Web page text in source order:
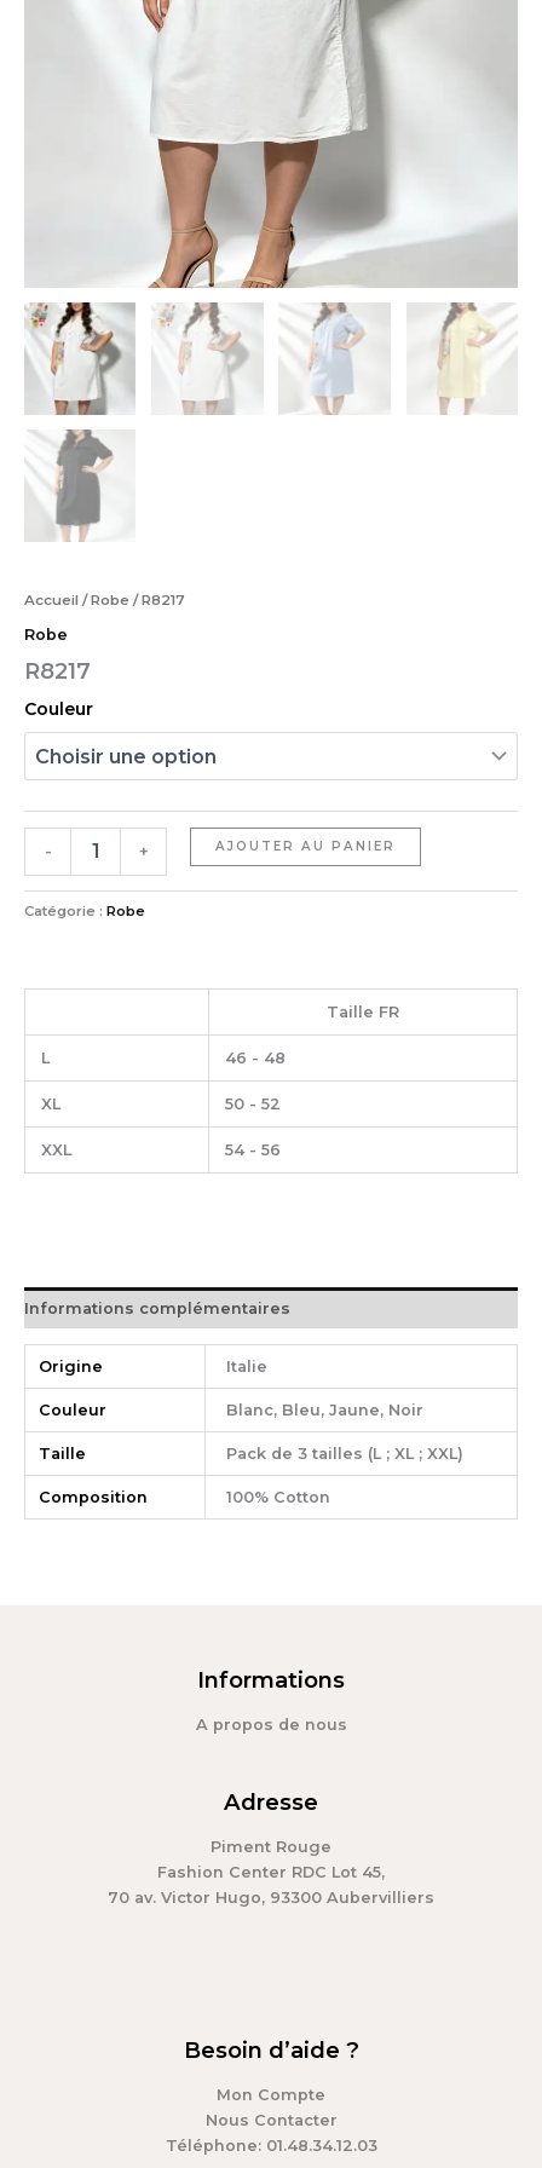
Accueil /Robe / R8217
Robe
R8217
Couleur
- + AJOUTER AU PANIER
Catégorie : Robe
Taille FR
L 46 - 48
XL 50 - 52
XXL 54 - 56
Informations complémentaires
Origine Italie
Couleur Blanc, Bleu, Jaune, Noir
Taille Pack de 3 tailles (L ; XL ; XXL)
Composition 100% Cotton
Informations
A propos de nous
Adresse
Piment Rouge
Fashion Center RDC Lot 45,
70 av. Victor Hugo, 93300 Aubervilliers
Besoin d’aide ?
Mon Compte
Nous Contacter
Téléphone: 01.48.34.12.03